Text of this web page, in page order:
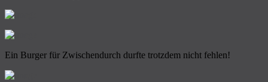
Ein Burger für Zwischendurch durfte trotzdem nicht fehlen!